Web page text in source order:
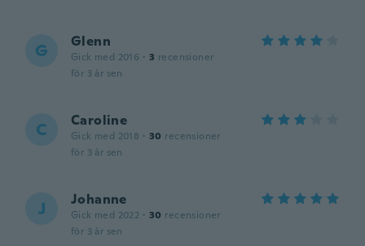
G Glenn
Gick med 2016 · 3 recensioner
för 3 år sen
C Caroline
Gick med 2018 · 30 recensioner
för 3 år sen
J Johanne
Gick med 2022 · 30 recensioner
för 3 år sen